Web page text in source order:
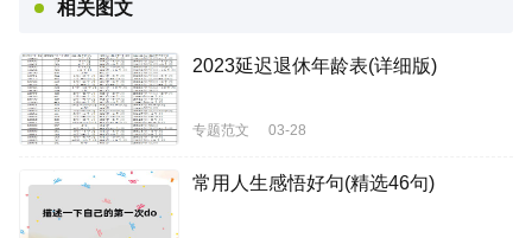
相关图文
2023延迟退休年龄表(详细版)
专题范文 03-28
常用人生感悟好句(精选46句)